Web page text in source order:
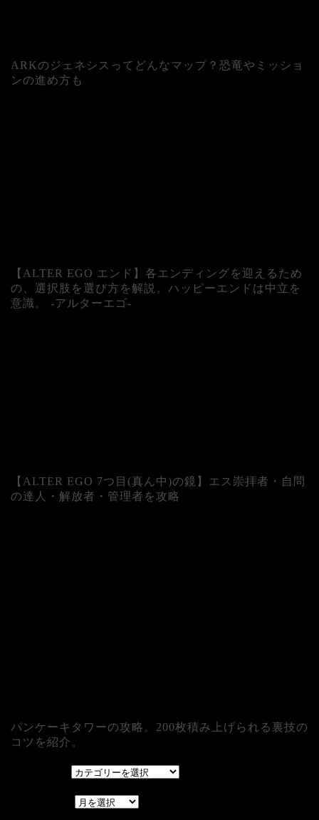
ARKのジェネシスってどんなマップ？恐竜やミッショ
ンの進め方も
【ALTER EGO エンド】各エンディングを迎えるため
の、選択肢を選び方を解説。ハッピーエンドは中立を
意識。 -アルターエゴ-
【ALTER EGO 7つ目(真ん中)の鏡】エス崇拝者・自問
の達人・解放者・管理者を攻略
パンケーキタワーの攻略。200枚積み上げられる裏技の
コツを紹介。